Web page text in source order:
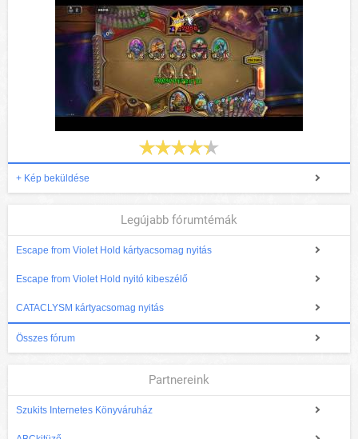
+ Kép beküldése
Legújabb fórumtémák
Escape from Violet Hold kártyacsomag nyitás
Escape from Violet Hold nyitó kibeszélő
CATACLYSM kártyacsomag nyitás
Összes fórum
Partnereink
Szukits Internetes Könyváruház